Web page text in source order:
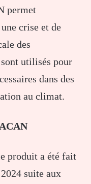
permet
crise et de
des
sont utilisés pour
dans des
au climat.
produit a été fait
suite aux